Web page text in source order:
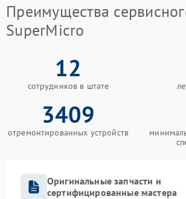
Преимущества
SuperMicro
12
сотрудников в штате
3409
отремонтированных устройств
Оригинальные запчасти и
сертифицированные мастера